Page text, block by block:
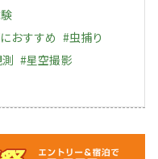
のみ入力しお進みくだ
き 1000円)
おすすめ #虫捕り
#星空撮影